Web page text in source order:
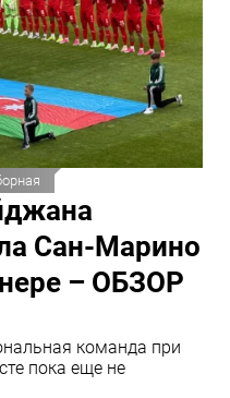
Сан-Марино
– ОБЗОР
команда при
пока еще не